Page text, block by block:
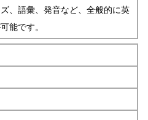
、語彙、発音など、全般的に英
能です。